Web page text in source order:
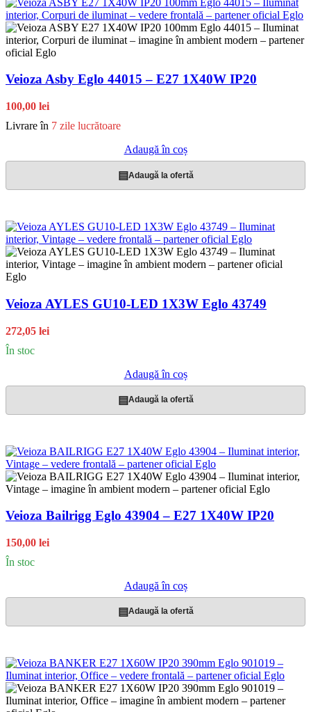
Veioza Asby Eglo 44015 – E27 1X40W IP20
100,00 lei
Livrare în 7 zile lucrătoare
Adaugă în coș
▤Adaugă la ofertă
Veioza AYLES GU10-LED 1X3W Eglo 43749
272,05 lei
În stoc
Adaugă în coș
▤Adaugă la ofertă
Veioza Bailrigg Eglo 43904 – E27 1X40W IP20
150,00 lei
În stoc
Adaugă în coș
▤Adaugă la ofertă